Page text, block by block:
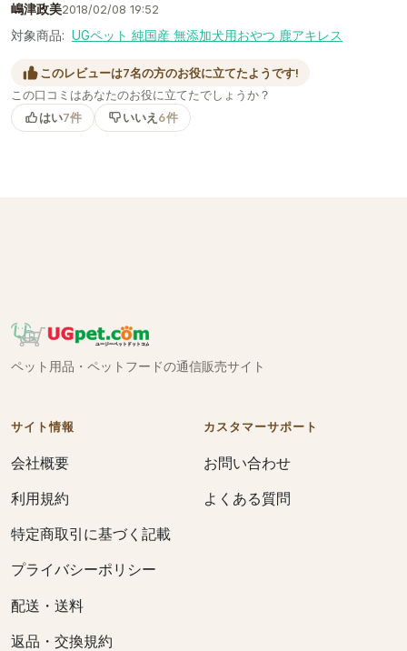
嶋津政美2018/02/08 19:52
対象商品: UGペット 純国産 無添加犬用おやつ 鹿アキレス
このレビューは7名の方のお役に立てたようです!
この口コミはあなたのお役に立てたでしょうか？
はい7件 いいえ 6件
ペット用品・ペットフードの通信販売サイト
サイト情報
会社概要
利用規約
特定商取引に基づく記載
プライバシーポリシー
配送・送料
返品・交換規約
カスタマーサポート
お問い合わせ
よくある質問